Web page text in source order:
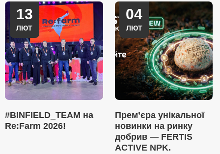
13
ЛЮТ
#BINFIELD_TEAM на
Re:Farm 2026!
04
ЛЮТ
Прем’єра унікальної
новинки на ринку
добрив — FERTIS
ACTIVE NPK.